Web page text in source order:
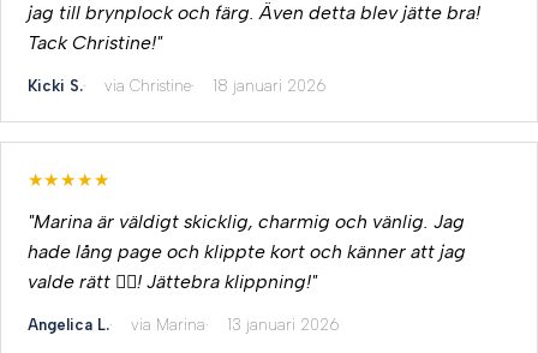
jag till brynplock och färg. Även detta blev jätte bra!
Tack Christine!"
Kicki S. via Christine 18 januari 2026
★★★★★
"Marina är väldigt skicklig, charmig och vänlig. Jag
hade lång page och klippte kort och känner att jag
valde rätt 💇‍♀️! Jättebra klippning!"
Angelica L. via Marina 13 januari 2026